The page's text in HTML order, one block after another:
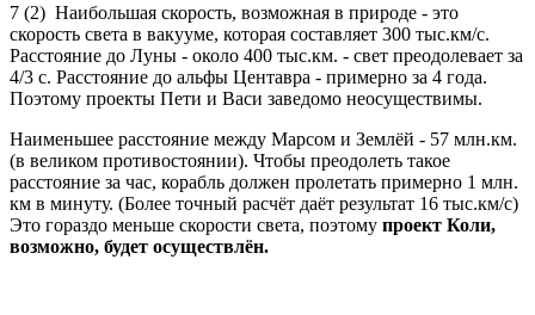
7 (2) Наибольшая скорость, возможная в природе - это
скорость света в вакууме, которая составляет 300 тыс.км/с.
Расстояние до Луны - около 400 тыс.км. - свет преодолевает за
4/3 с. Расстояние до альфы Центавра - примерно за 4 года.
Поэтому проекты Пети и Васи заведомо неосуществимы.
Наименьшее расстояние между Марсом и Землёй - 57 млн.км.
(в великом противостоянии). Чтобы преодолеть такое
расстояние за час, корабль должен пролетать примерно 1 млн.
км в минуту. (Более точный расчёт даёт результат 16 тыс.км/с)
Это гораздо меньше скорости света, поэтому проект Коли,
возможно, будет осуществлён.